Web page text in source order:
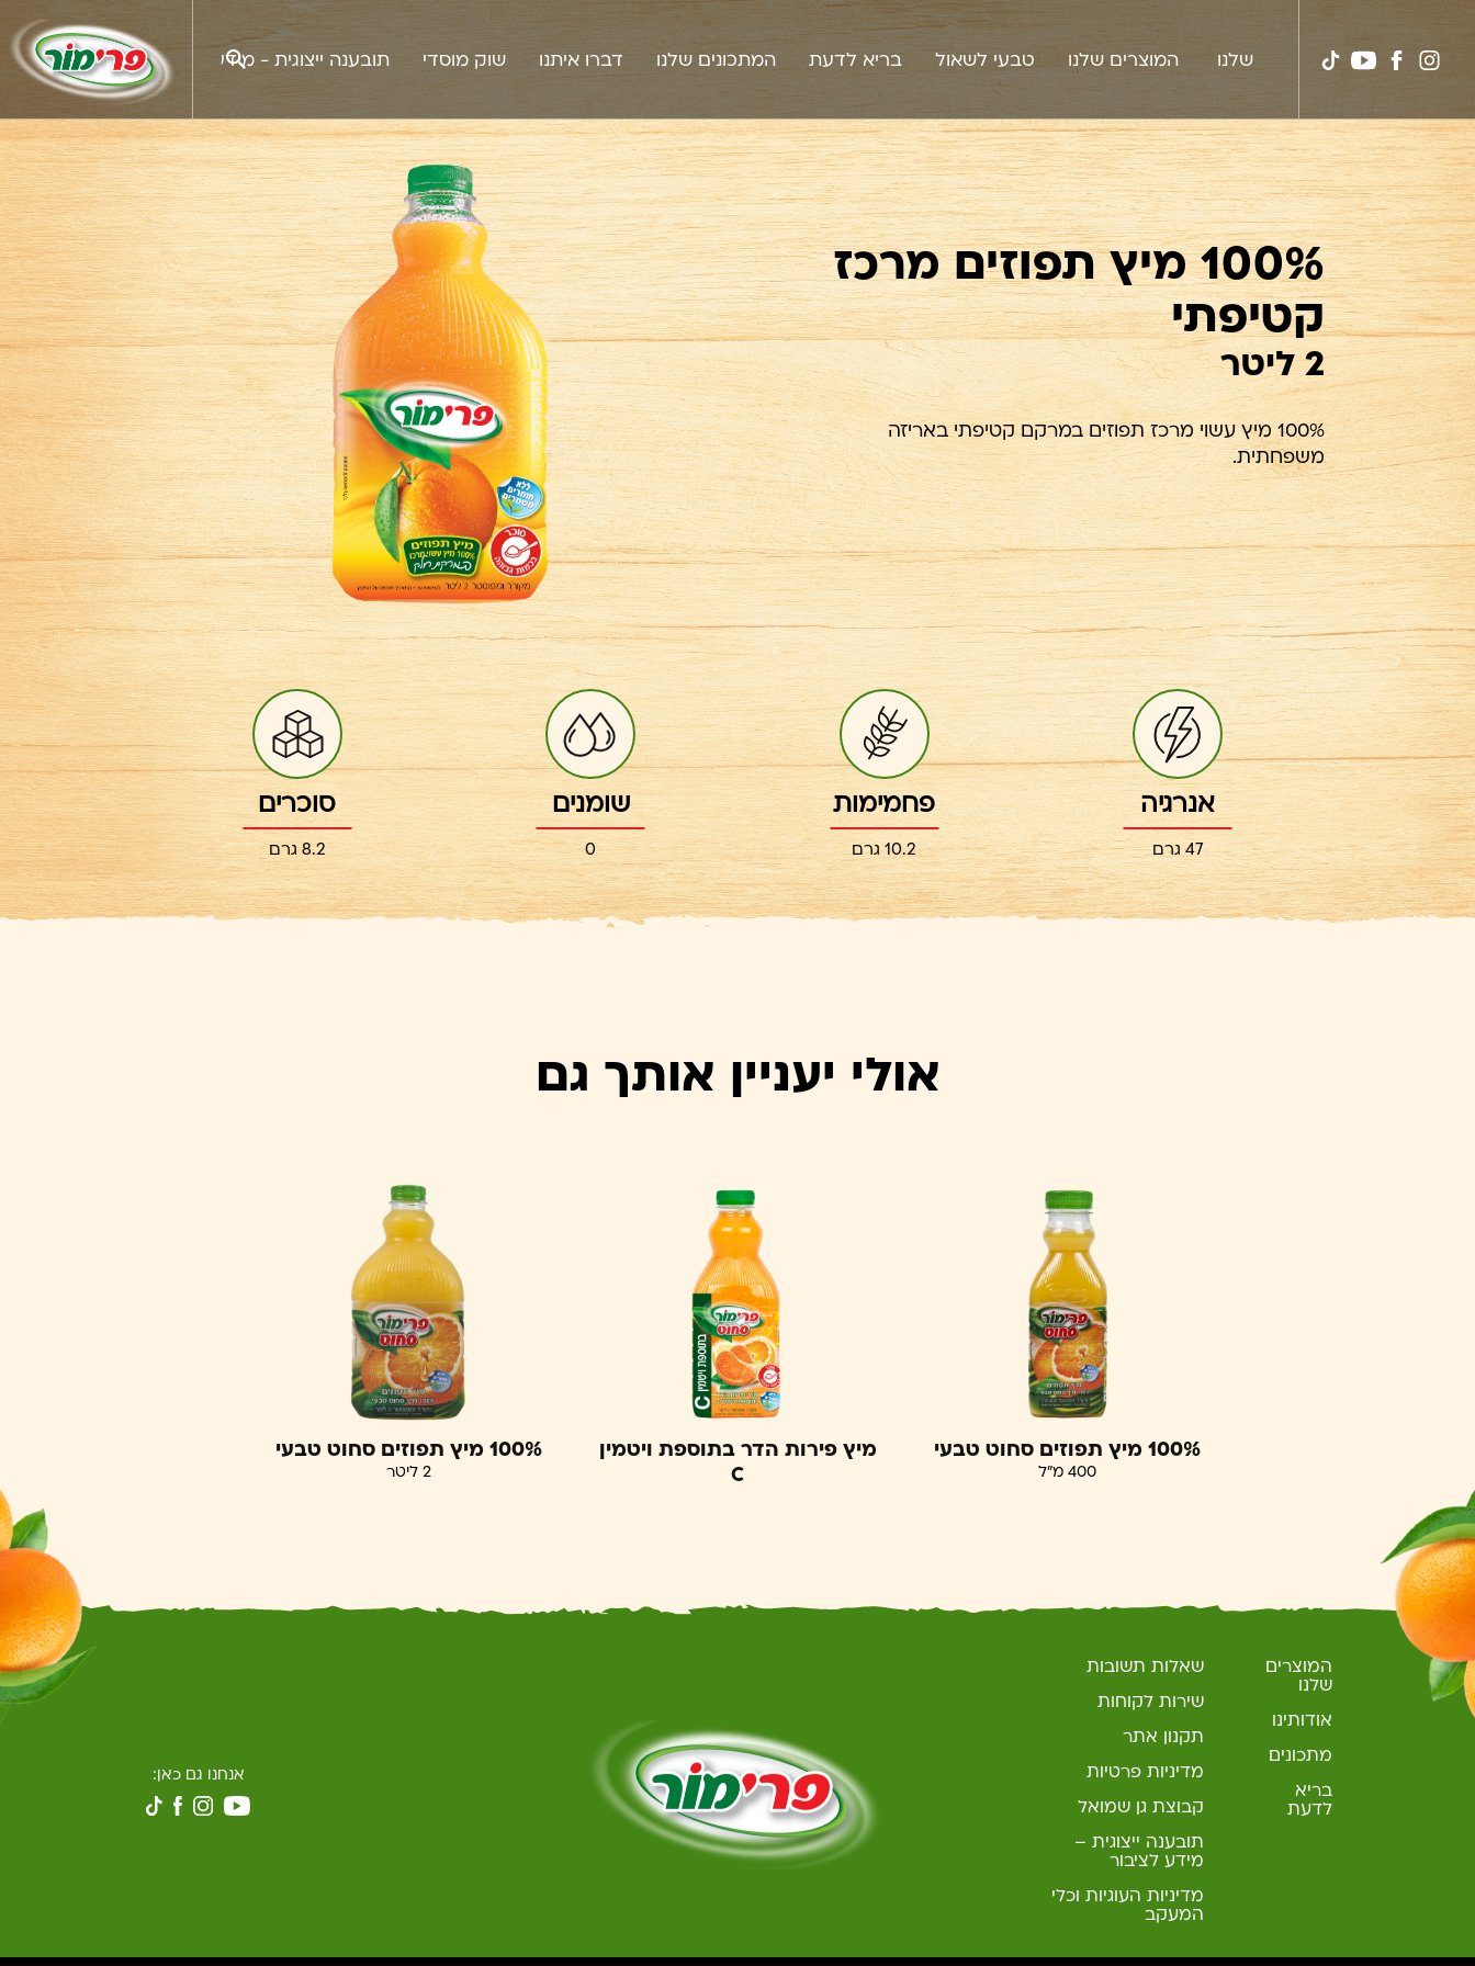
סטטיסטיים שונים והצגת באנרים ופרסום מבוסס העדפות וגלישה.
הסיפור שלנו
המוצרים שלנו טבעי לשאול בריא לדעת המתכונים שלנו דברו איתנו שוק מוסדי תובענה ייצוגית - מידע לציבור
פרימורלעמוד
פרימור
youtube
Tiktok
100% מיץ תפוזים מרכז
קטיפתי
2 ליטר
100% מיץ עשוי מרכז תפוזים במרקם קטיפתי באריזה
משפחתית.
אנרגיה
47 גרם
פחמימות
10.2 גרם
שומנים
0
סוכרים
8.2 גרם
אולי יעניין אותך גם
100% מיץ תפוזים סחוט טבעי
400 מ"ל
מיץ פירות הדר בתוספת ויטמין
C
100% מיץ תפוזים סחוט טבעי
2 ליטר
המוצרים
שלנו
אודותינו
מתכונים
בריא
לדעת
שאלות תשובות
שירות לקוחות
תקנון אתר
מדיניות פרטיות
קבוצת גן שמואל
תובענה ייצוגית –
מידע לציבור
מדיניות העוגיות וכלי
המעקב
אנחנו גם כאן: